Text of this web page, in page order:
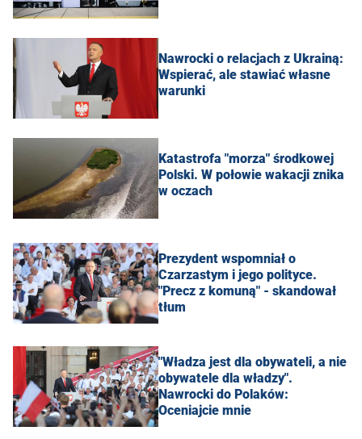
Nawrocki o relacjach z Ukrainą:
Wspierać, ale stawiać własne
warunki
Katastrofa "morza" środkowej
Polski. W połowie wakacji znika
w oczach
Prezydent wspomniał o
Czarzastym i jego polityce.
"Precz z komuną" - skandował
tłum
"Władza jest dla obywateli, a nie
obywatele dla władzy".
Nawrocki do Polaków:
Oceniajcie mnie